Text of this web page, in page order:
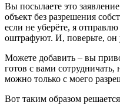
Вы посылаете это
объект без разрешения
если не уберёте, я
оштрафуют. И, поверьте, он
Можете добавить – вы
готов с вами сотрудничать,
можно только с моего
Вот таким образом